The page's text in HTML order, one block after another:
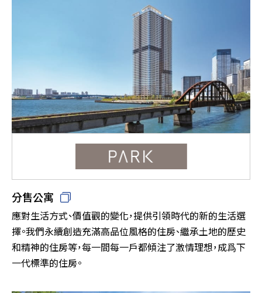
分售公寓
應對生活方式、價值觀的變化，提供引領時代的新的生活選
擇。我們永續創造充滿高品位風格的住房、繼承土地的歷史
和精神的住房等，每一間每一戶都傾注了激情理想，成爲下
一代標準的住房。